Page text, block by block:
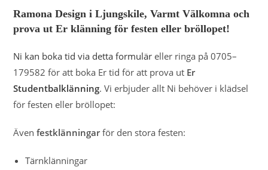
Ramona Design i Ljungskile, Varmt Välkomna och
prova ut Er klänning för festen eller bröllopet!
Ni kan boka tid via detta formulär eller ringa på 0705–
179582 för att boka Er tid för att prova ut Er
Studentbalklänning. Vi erbjuder allt Ni behöver i klädsel
för festen eller bröllopet:
Ävenfestklänningarför den stora festen:
Tärnklänningar